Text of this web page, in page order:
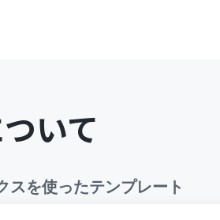
いて
スを使ったテンプレート